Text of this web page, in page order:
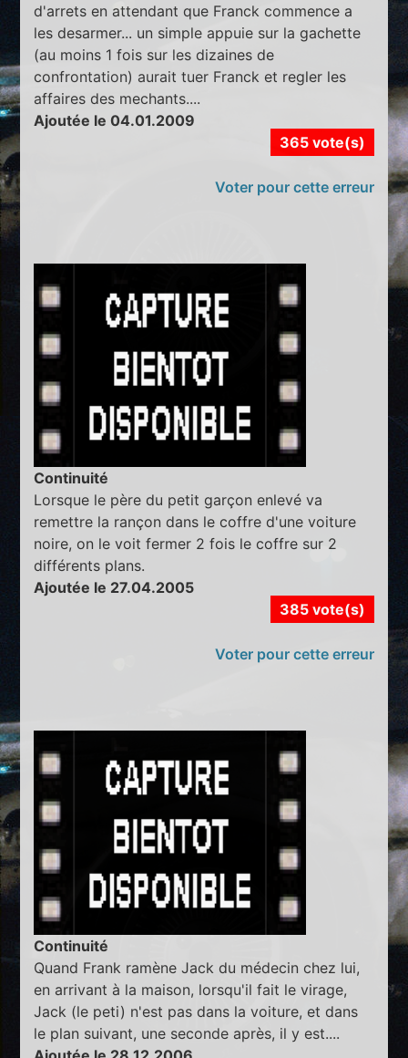
d'arrets en attendant que Franck commence a
les desarmer... un simple appuie sur la gachette
(au moins 1 fois sur les dizaines de
confrontation) aurait tuer Franck et regler les
affaires des mechants....
Ajoutée le 04.01.2009
365 vote(s)
Voter pour cette erreur
Continuité
Lorsque le père du petit garçon enlevé va
remettre la rançon dans le coffre d'une voiture
noire, on le voit fermer 2 fois le coffre sur 2
différents plans.
Ajoutée le 27.04.2005
385 vote(s)
Voter pour cette erreur
Continuité
Quand Frank ramène Jack du médecin chez lui,
en arrivant à la maison, lorsqu'il fait le virage,
Jack (le peti) n'est pas dans la voiture, et dans
le plan suivant, une seconde après, il y est....